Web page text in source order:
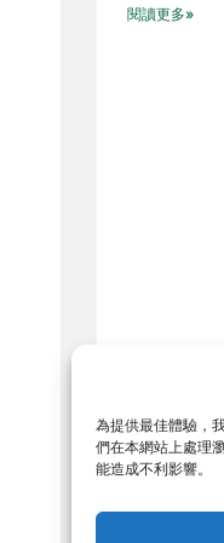
為提供最佳體驗，
們在本網站上處理
能造成不利影響。
閱讀更多»